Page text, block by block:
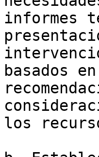
informes
basados
los